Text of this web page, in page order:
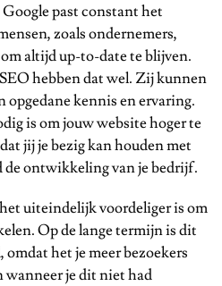
past constant het
zoals ondernemers,
altijd up-to-date te blijven.
hebben dat wel. Zij kunnen
kennis en ervaring.
is om jouw website hoger te
jij je bezig kan houden met
de ontwikkeling van je bedrijf.
uiteindelijk voordeliger is om
Op de lange termijn is dit
het je meer bezoekers
je dit niet had